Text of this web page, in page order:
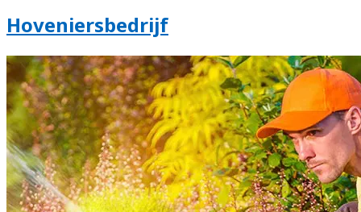
Hoveniersbedrijf